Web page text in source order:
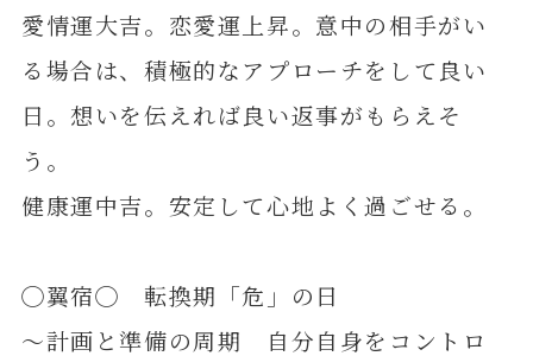
愛情運大吉。恋愛運上昇。意中の相手がい
る場合は、積極的なアプローチをして良い
日。想いを伝えれば良い返事がもらえそ
う。
健康運中吉。安定して心地よく過ごせる。
◯翼宿◯ 転換期「危」の日
～計画と準備の周期 自分自身をコントロ